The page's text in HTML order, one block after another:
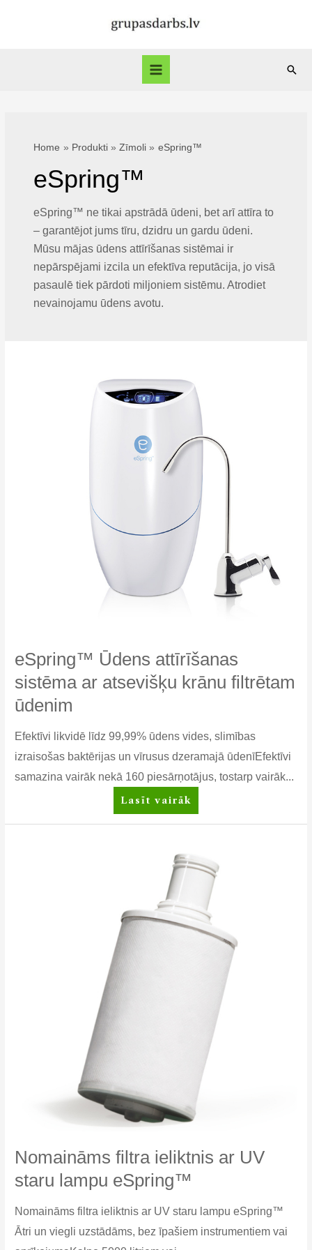
Main
Home Produkti Zīmoli eSpring™
eSpring™
eSpring™ ne tikai apstrādā ūdeni, bet arī attīra to
– garantējot jums tīru, dzidru un gardu ūdeni.
Mūsu mājas ūdens attīrīšanas sistēmai ir
nepārspējami izcila un efektīva reputācija, jo visā
pasaulē tiek pārdoti miljoniem sistēmu. Atrodiet
nevainojamu ūdens avotu.
eSpring™ Ūdens attīrīšanas
sistēma ar atsevišķu krānu filtrētam
ūdenim
Efektīvi likvidē līdz 99,99% ūdens vides, slimības
izraisošas baktērijas un vīrusus dzeramajā ūdenīEfektīvi
samazina vairāk nekā 160 piesārņotājus, tostarp vairāk...
eSpring™
Ūdens
atsevišķu
filtrētam
ūdenim
Lasīt vairāk
Nomaināms filtra ieliktnis ar UV
staru lampu eSpring™
Nomaināms filtra ieliktnis ar UV staru lampu eSpring™
Ātri un viegli uzstādāms, bez īpašiem instrumentiem vai